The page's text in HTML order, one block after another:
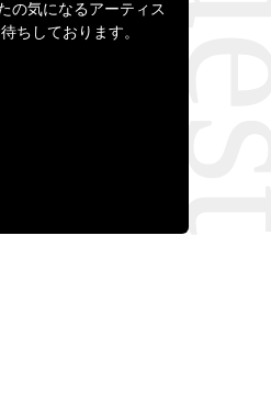
の気になるアーティス
ちしております。